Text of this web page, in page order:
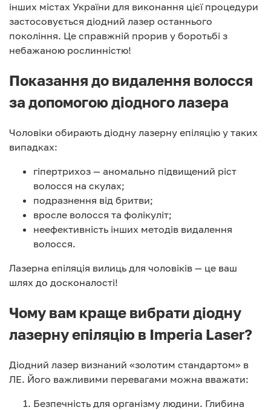
інших містах України для виконання цієї процедури
застосовується діодний лазер останнього
покоління. Це справжній прорив у боротьбі з
небажаною рослинністю!
Показання до видалення волосся
за допомогою діодного лазера
Чоловіки обирають діодну лазерну епіляцію у таких
випадках:
гіпертрихоз — аномально підвищений ріст
волосся на скулах;
подразнення від бритви;
вросле волосся та фолікуліт;
неефективність інших методів видалення
волосся.
Лазерна епіляція вилиць для чоловіків — це ваш
шлях до досконалості!
Чому вам краще вибрати діодну
лазерну епіляцію в Imperia Laser?
Діодний лазер визнаний «золотим стандартом» в
ЛЕ. Його важливими перевагами можна вважати:
Безпечність для організму людини. Глибина